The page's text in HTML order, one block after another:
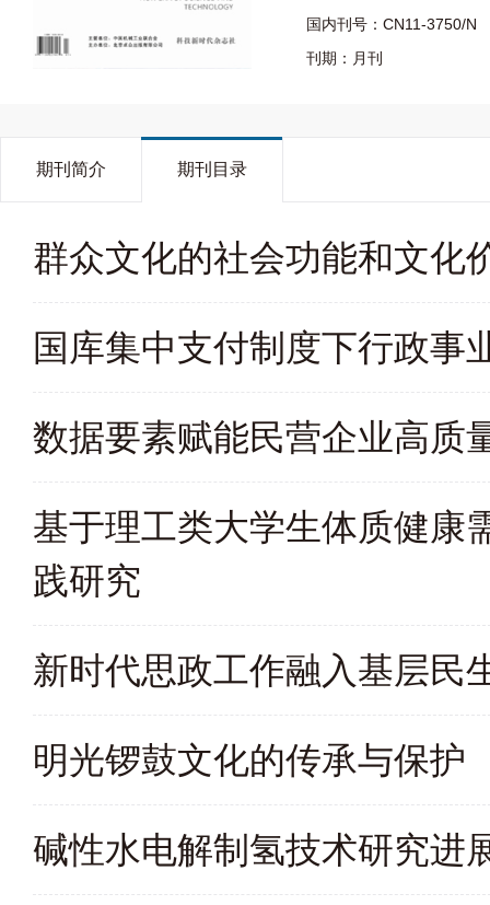
国内刊号：CN11-3750/N
刊期：月刊
期刊简介 期刊目录
群众文化的社会功能和文化
国库集中支付制度下行政事
数据要素赋能民营企业高质
基于理工类大学生体质健康
践研究
新时代思政工作融入基层民
明光锣鼓文化的传承与保护
碱性水电解制氢技术研究进